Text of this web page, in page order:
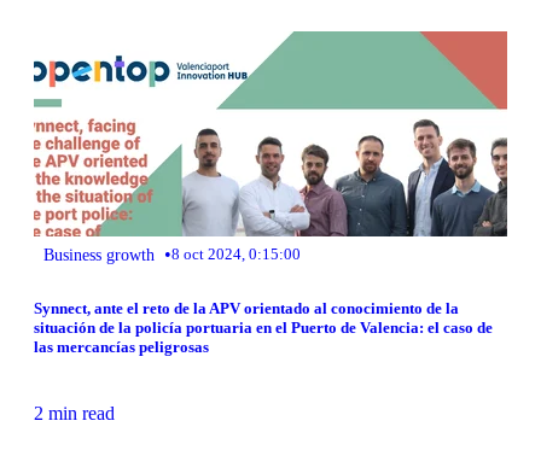
Business growth •8 oct 2024, 0:15:00
Synnect, ante el reto de la APV orientado al conocimiento de la
situación de la policía portuaria en el Puerto de Valencia: el caso de
las mercancías peligrosas
2 min read